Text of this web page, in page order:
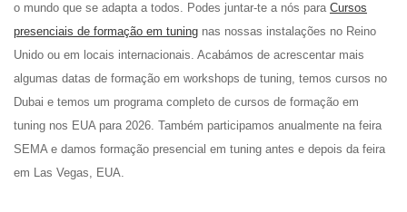
o mundo que se adapta a todos. Podes juntar-te a nós para Cursos
presenciais de formação em tuning nas nossas instalações no Reino
Unido ou em locais internacionais. Acabámos de acrescentar mais
algumas datas de formação em workshops de tuning, temos cursos no
Dubai e temos um programa completo de cursos de formação em
tuning nos EUA para 2026. Também participamos anualmente na feira
SEMA e damos formação presencial em tuning antes e depois da feira
em Las Vegas, EUA.